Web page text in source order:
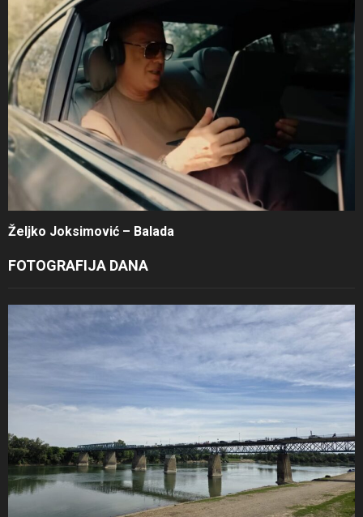
Željko Joksimović – Balada
FOTOGRAFIJA DANA